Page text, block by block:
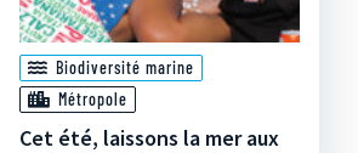
Biodiversité marine
Métropole
Cet été, laissons la mer aux